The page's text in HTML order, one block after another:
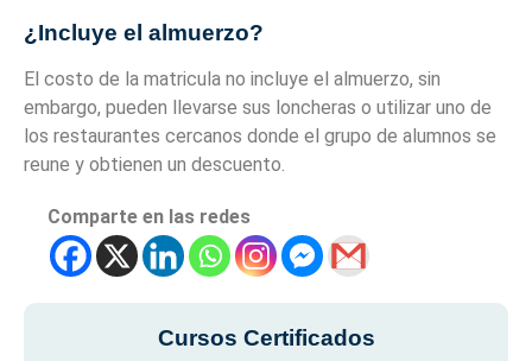
¿Incluye el almuerzo?
El costo de la matricula no incluye el almuerzo, sin
embargo, pueden llevarse sus loncheras o utilizar uno de
los restaurantes cercanos donde el grupo de alumnos se
reune y obtienen un descuento.
Comparte en las redes
Cursos Certificados